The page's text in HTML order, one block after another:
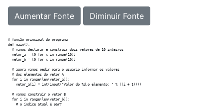
Aumentar Fonte Diminuir Fonte
# função principal do programa
def main():
  # vamos declarar e construir dois vetores de 10 inteiros
  vetor_a = [0 for x in range(10)]
  vetor_b = [0 for x in range(10)]
  # agora vamos pedir para o usuário informar os valores
  # dos elementos do vetor A
  for i in range(len(vetor_a)):
    vetor_a[i] = int(input("Valor do %d.o elemento: " % ((i + 1))))
  # vamos construir o vetor B
  for i in range(len(vetor_b)):
    # o índice atual é par?